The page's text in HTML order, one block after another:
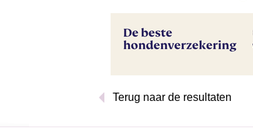
Terug naar de resultaten